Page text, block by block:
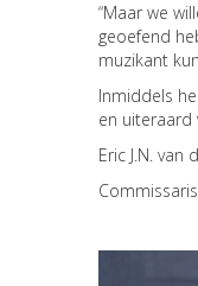
“Maar we
geoefend
muzikant
Inmiddels
en uiteraard
Eric J.N. van